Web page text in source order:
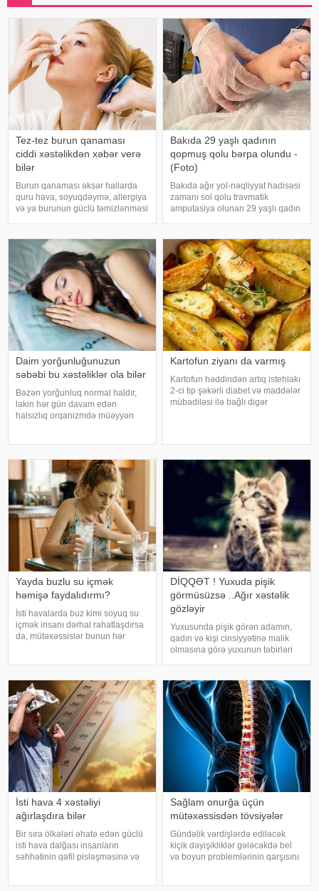
Tez-tez burun qanaması
ciddi xəstəlikdən xəbər verə
bilər
Burun qanaması əksər hallarda
quru hava, soyuqdəymə, allergiya
və ya burunun güclü təmizlənməsi
tez-tez təkrarlanır, çox olursa və
ya çətin dayanırsa, mütlə
Bakıda 29 yaşlı qadının
qopmuş qolu bərpa olundu -
(Foto)
Bakıda ağır yol-nəqliyyat hadisəsi
zamanı sol qolu travmatik
amputasiya olunan 29 yaşlı qadın
zərərçəkən Səhiyyə Nazirliyi
Akademik M.A.Topçubaşov adına
Elmi Cərrahiyy
Daim yorğunluğunuzun
səbəbi bu xəstəliklər ola bilər
Bəzən yorğunluq normal haldır,
lakin hər gün davam edən
halsızlıq orqanizmdə müəyyən
qan azlığı, qalxanabənzər vəz
xəstəlikləri, şəkərl
Kartofun ziyanı da varmış
Kartofun həddindən artıq istehlakı
2-ci tip şəkərli diabet və maddələr
mübadiləsi ilə bağlı digər
Yayda buzlu su içmək
həmişə faydalıdırmı?
İsti havalarda buz kimi soyuq su
içmək insanı dərhal rahatlaşdırsa
da, mütəxəssislər bunun hər
insanın kifayət qədə
DİQQƏT ! Yuxuda pişik
görmüsüzsə ..Ağır xəstəlik
gözləyir
Yuxusunda pişik görən adamın,
qadın və kişi cinsiyyətinə malik
olmasına görə yuxunun təbirləri
həyatında diqqətsiz bir şəxsiyyətə
sahib olduğu, ətrafındak
İsti hava 4 xəstəliyi
ağırlaşdıra bilər
Bir sıra ölkələri əhatə edən güclü
isti hava dalğası insanların
səhhətinin qəfil pisləşməsinə və
Sağlam onurğa üçün
mütəxəssisdən tövsiyələr
Gündəlik vərdişlərdə ediləcək
kiçik dəyişikliklər gələcəkdə bel
və boyun problemlərinin qarşısını